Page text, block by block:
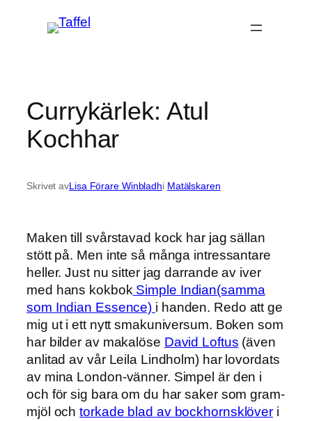
Currykärlek: Atul
Kochhar
Skrivet avLisa Förare Winbladhi Matälskaren
Maken till svårstavad kock har jag sällan
stött på. Men inte så många intressantare
heller. Just nu sitter jag darrande av iver
med hans kokbokSimple Indian(samma
som Indian Essence) i handen. Redo att ge
mig ut i ett nytt smakuniversum. Boken som
har bilder av makalöse David Loftus (även
anlitad av vår Leila Lindholm) har lovordats
av mina London-vänner. Simpel är den i
och för sig bara om du har saker som gram-
mjöl ochtorkade blad av bockhornsklöver i